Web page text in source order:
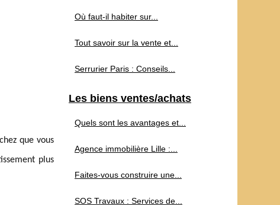
que vous
plus
Où faut-il habiter sur...
Tout savoir sur la vente et...
Serrurier Paris : Conseils...
Les biens ventes/achats
Quels sont les avantages et...
Agence immobilière Lille :...
Faites-vous construire une...
SOS Travaux : Services de...